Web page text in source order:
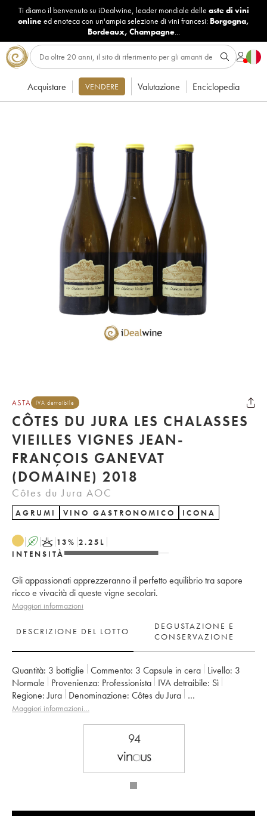
Ti diamo il benvenuto su iDealwine, leader mondiale delle aste di vini
onlineed enoteca con un'ampia selezione di vini francesi: Borgogna,
Bordeaux, Champagne...
Acquistare VENDERE Valutazione Enciclopedia
ASTA IVA detraibile
CÔTES DU JURA LES CHALASSES
VIEILLES VIGNES JEAN-
FRANÇOIS GANEVAT
(DOMAINE) 2018
Côtes du Jura AOC
AGRUMI VINO GASTRONOMICO ICONA
A K 13% 2.25 L
INTENSITÀ
Gli appassionati apprezzeranno il perfetto equilibrio tra sapore
ricco e vivacità di queste vigne secolari.
Maggiori informazioni
DESCRIZIONE DEL LOTTO
DEGUSTAZIONE E
CONSERVAZIONE
Quantità: 3 bottiglie Commento: 3 Capsule in cera Livello: 3
Normale
Provenienza: professionista IVA detraibile:
sì
Regione: Jura Denominazione:
Côtes du Jura
Proprietario: Jean-François Ganevat (Domaine)
Maggiori informazioni…
94